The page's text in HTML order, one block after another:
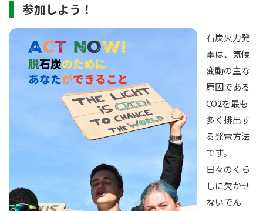
参加しよう！
石炭火力発
電は、気候
変動の主な
原因である
CO2を最も
多く排出す
る発電方法
です。
日々のくら
しに欠かせ
ないでん